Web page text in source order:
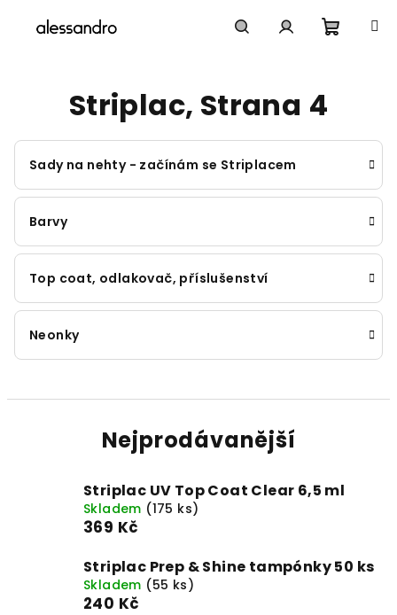
Striplac, Strana 4
Sady na nehty - začínám se Striplacem
Barvy
Top coat, odlakovač, příslušenství
Neonky
Nejprodávanější
Striplac UV Top Coat Clear 6,5 ml
Skladem (175 ks)
369 Kč
Striplac Prep & Shine tampónky 50 ks
Skladem (55 ks)
240 Kč